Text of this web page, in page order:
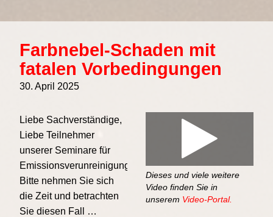
Farbnebel-Schaden mit
fatalen Vorbedingungen
30. April 2025
Liebe Sachverständige,
Liebe Teilnehmer
unserer Seminare für
Emissionsverunreinigungen.
Bitte nehmen Sie sich
die Zeit und betrachten
Sie diesen Fall …
00:00
Dieses und viele weitere
Video finden Sie in
unserem Video-Portal.